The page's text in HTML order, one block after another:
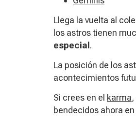
Llega la vuelta al
los astros tienen
especial.
La posición de los
acontecimientos
Si crees en el karma
bendecidos ahora